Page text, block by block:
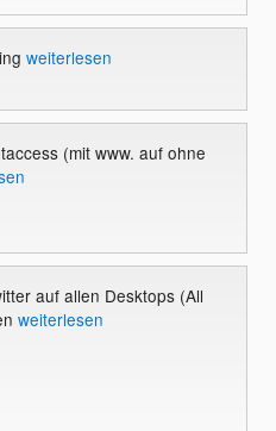
weiterlesen
(mit www. auf ohne
auf allen Desktops (All
weiterlesen